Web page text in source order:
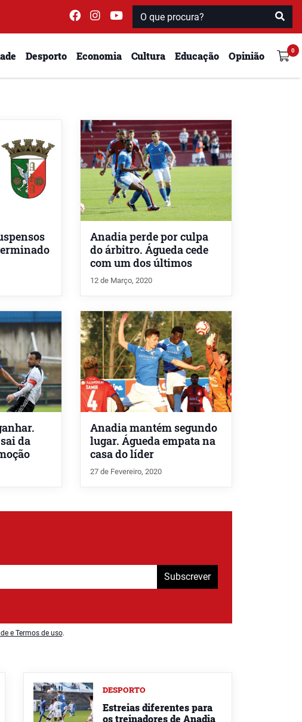
Desporto Economia Cultura Educação Opinião
Anadia perde por culpa
do árbitro. Águeda cede
com um dos últimos
12 de Março, 2020
da
Anadia mantém segundo
lugar. Águeda empata na
casa do líder
27 de Fevereiro, 2020
Subscrever
e Termos de uso.
DESPORTO
Estreias diferentes para
os treinadores de Anadia